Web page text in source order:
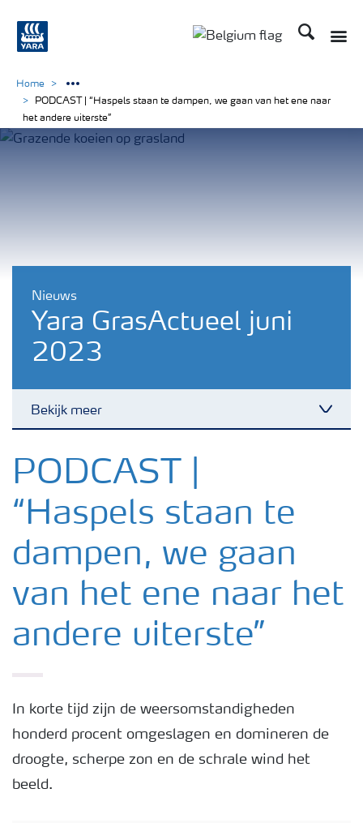
Zoek op
Nieuws
Yara GrasActueel juni
2023
Bekijk meer
Nieuwsbrieven
Gewassen
Meststoffen
Meststoffen veiligheid
Podcasts
Home
PODCAST | “Haspels staan te dampen, we gaan van het ene naar
het andere uiterste”
PODCAST |
“Haspels staan te
dampen, we gaan
van het ene naar het
andere uiterste”
In korte tijd zijn de weersomstandigheden
honderd procent omgeslagen en domineren de
droogte, scherpe zon en de schrale wind het
beeld.